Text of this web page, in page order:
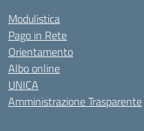
Modulistica
Pago in Rete
Orientamento
Albo online
UNICA
Amministrazione Trasparente